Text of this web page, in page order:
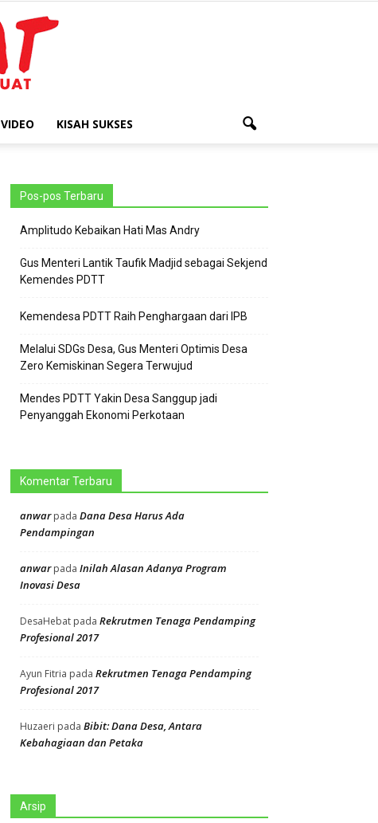
VIDEO KISAH SUKSES
Pos-pos Terbaru
Amplitudo Kebaikan Hati Mas Andry
Gus Menteri Lantik Taufik Madjid sebagai Sekjend
Kemendes PDTT
Kemendesa PDTT Raih Penghargaan dari IPB
Melalui SDGs Desa, Gus Menteri Optimis Desa
Zero Kemiskinan Segera Terwujud
Mendes PDTT Yakin Desa Sanggup jadi
Penyanggah Ekonomi Perkotaan
Komentar Terbaru
anwarpada Dana Desa Harus Ada
Pendampingan
anwarpada Inilah Alasan Adanya Program
Inovasi Desa
DesaHebat pada Rekrutmen Tenaga Pendamping
Profesional 2017
Ayun Fitria pada Rekrutmen Tenaga Pendamping
Profesional 2017
Huzaeri pada Bibit: Dana Desa, Antara
Kebahagiaan dan Petaka
Arsip